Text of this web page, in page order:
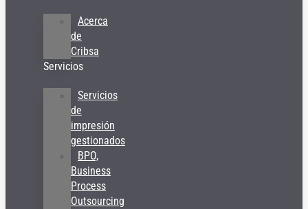
Acerca
de
Cribsa
Servicios
Servicios
de
impresión
gestionados
BPO,
Business
Process
Outsourcing